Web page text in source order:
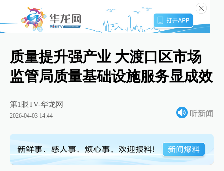
质量提升强产业 大渡口区市场
监管局质量基础设施服务显成效
第1眼TV-华龙网
2026-04-03 14:44 听新闻